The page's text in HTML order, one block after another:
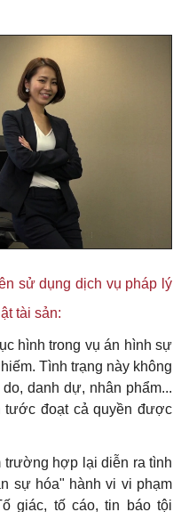
sử dụng dịch vụ pháp lý
tài sản:
hình trong vụ án hình sự
Tình trạng này không
danh dự, nhân phẩm...
tước đoạt cả quyền được
trường hợp lại diễn ra tình
sự hóa" hành vi vi phạm
giác, tố cáo, tin báo tội